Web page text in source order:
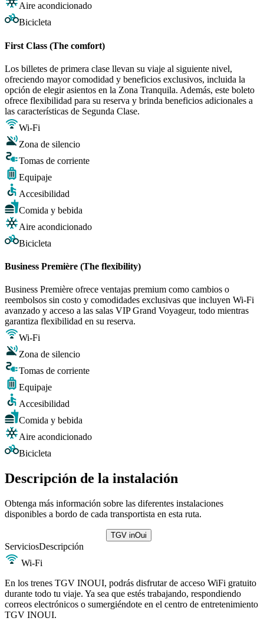
Aire acondicionado
Bicicleta
First Class (The comfort)
Los billetes de primera clase llevan su viaje al siguiente nivel,
ofreciendo mayor comodidad y beneficios exclusivos, incluida la
opción de elegir asientos en la Zona Tranquila. Además, este boleto
ofrece flexibilidad para su reserva y brinda beneficios adicionales a
las características de Segunda Clase.
Wi-Fi
Zona de silencio
Tomas de corriente
Equipaje
Accesibilidad
Comida y bebida
Aire acondicionado
Bicicleta
Business Première (The flexibility)
Business Première ofrece ventajas premium como cambios o
reembolsos sin costo y comodidades exclusivas que incluyen Wi-Fi
avanzado y acceso a las salas VIP Grand Voyageur, todo mientras
garantiza flexibilidad en su reserva.
Wi-Fi
Zona de silencio
Tomas de corriente
Equipaje
Accesibilidad
Comida y bebida
Aire acondicionado
Bicicleta
Descripción de la instalación
Obtenga más información sobre las diferentes instalaciones
disponibles a bordo de cada transportista en esta ruta.
TGV inOui
ServiciosDescripción
Wi-Fi
En los trenes TGV INOUI, podrás disfrutar de acceso WiFi gratuito
durante todo tu viaje. Ya sea que estés trabajando, respondiendo
correos electrónicos o sumergiéndote en el centro de entretenimiento
TGV INOUI.